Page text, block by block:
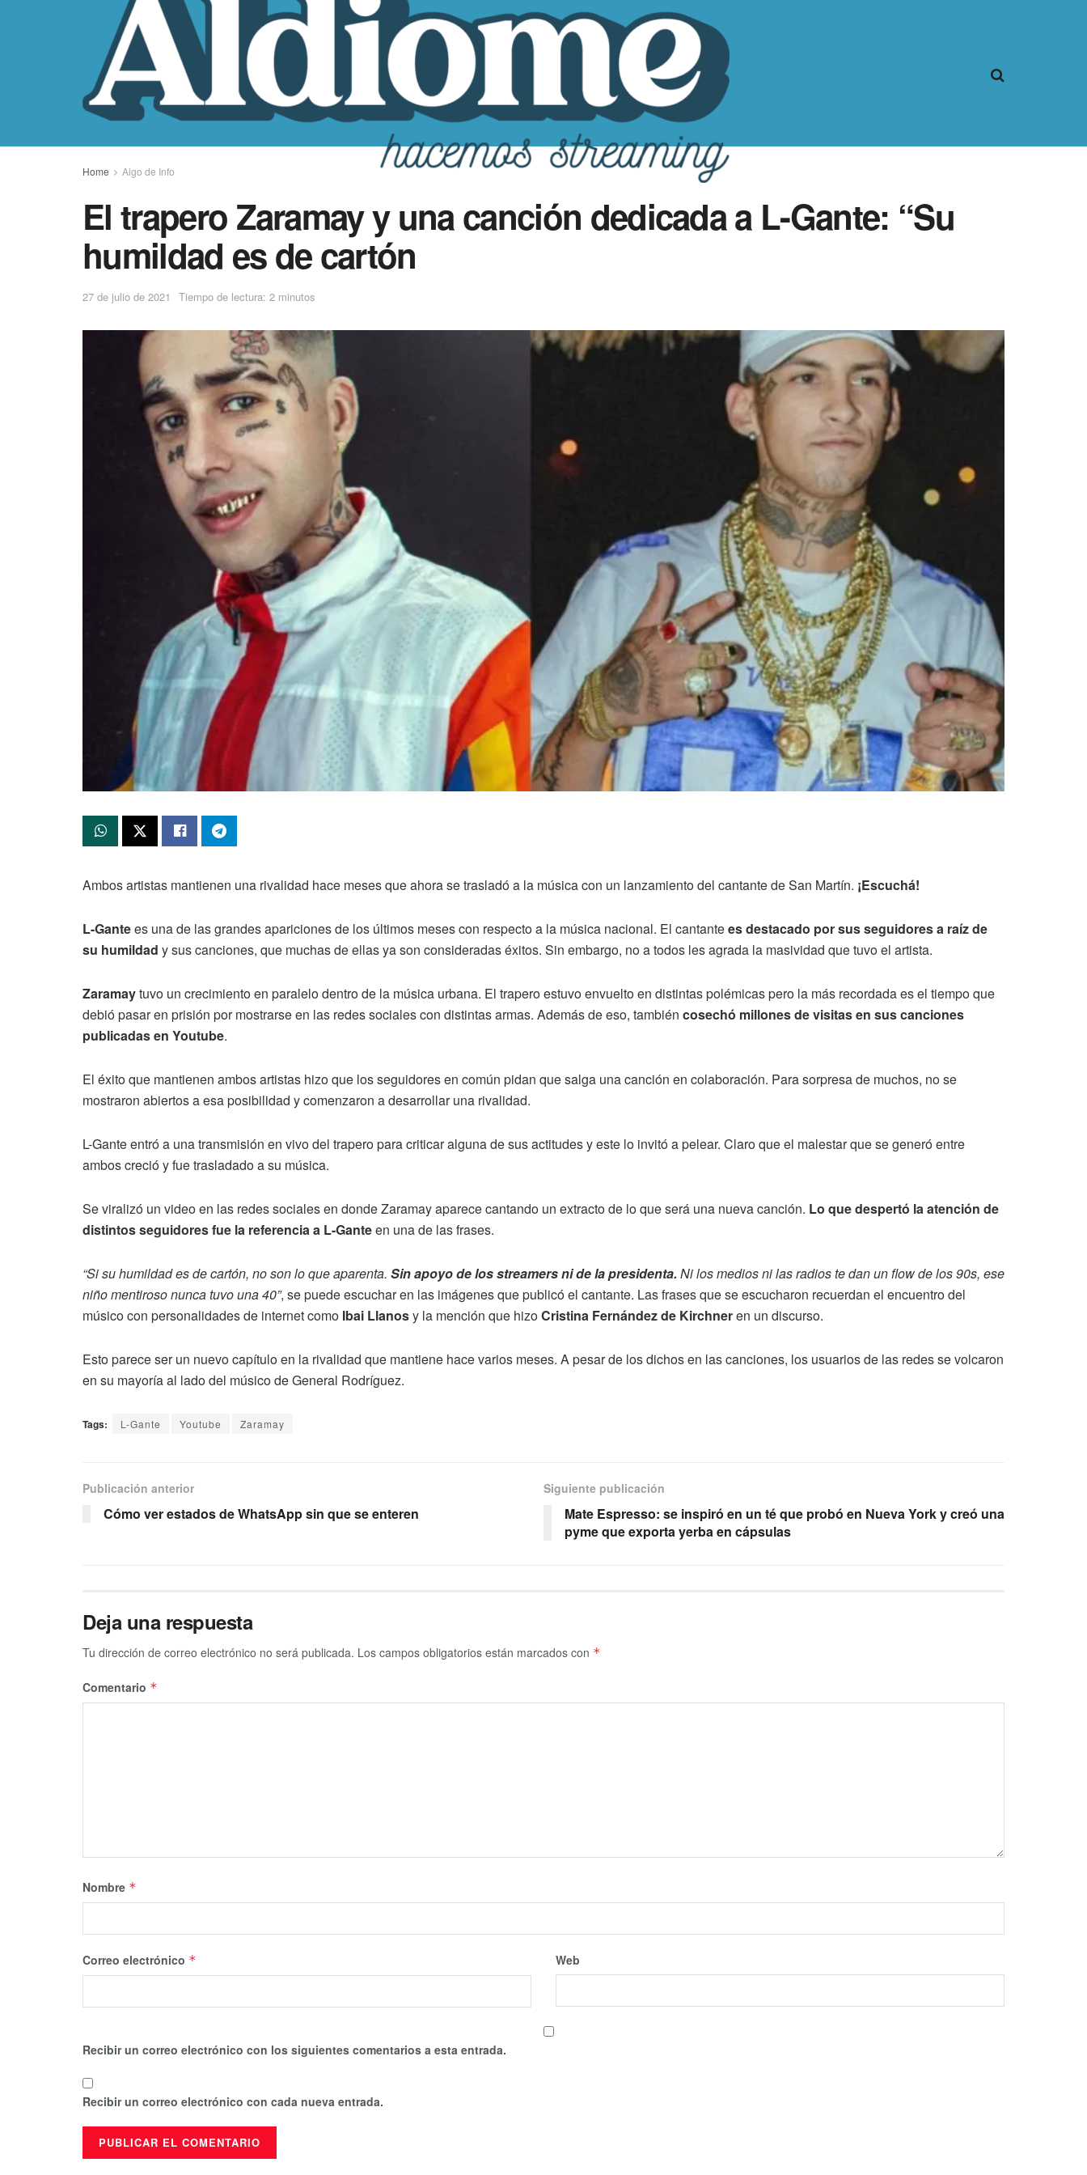
Home Algo de Info
El trapero Zaramay y una canción dedicada a L-Gante: “Su
humildad es de cartón
27 de julio de 2021 Tiempo de lectura: 2 minutos
Ambos artistas mantienen una rivalidad hace meses que ahora se trasladó a la música con un lanzamiento del cantante de San Martín. ¡Escuchá!
L-Gantees una de las grandes apariciones de los últimos meses con respecto a la música nacional. El cantantees destacado por sus seguidores a raíz de
su humildad y sus canciones, que muchas de ellas ya son consideradas éxitos. Sin embargo, no a todos les agrada la masividad que tuvo el artista.
Zaramaytuvo un crecimiento en paralelo dentro de la música urbana. El trapero estuvo envuelto en distintas polémicas pero la más recordada es el tiempo que
debió pasar en prisión por mostrarse en las redes sociales con distintas armas. Además de eso, también cosechó millones de visitas en sus canciones
publicadas en Youtube.
El éxito que mantienen ambos artistas hizo que los seguidores en común pidan que salga una canción en colaboración. Para sorpresa de muchos, no se
mostraron abiertos a esa posibilidad y comenzaron a desarrollar una rivalidad.
L-Gante entró a una transmisión en vivo del trapero para criticar alguna de sus actitudes y este lo invitó a pelear. Claro que el malestar que se generó entre
ambos creció y fue trasladado a su música.
Se viralizó un video en las redes sociales en donde Zaramay aparece cantando un extracto de lo que será una nueva canción. Lo que despertó la atención de
distintos seguidores fue la referencia a L-Ganteen una de las frases.
“Si su humildad es de cartón, no son lo que aparenta. Sin apoyo de los streamers ni de la presidenta. Ni los medios ni las radios te dan un flow de los 90s, ese
niño mentiroso nunca tuvo una 40”, se puede escuchar en las imágenes que publicó el cantante. Las frases que se escucharon recuerdan el encuentro del
músico con personalidades de internet como Ibai Llanosy la mención que hizoCristina Fernández de Kirchneren un discurso.
Esto parece ser un nuevo capítulo en la rivalidad que mantiene hace varios meses. A pesar de los dichos en las canciones, los usuarios de las redes se volcaron
en su mayoría al lado del músico de General Rodríguez.
Tags: L-Gante Youtube Zaramay
Publicación anterior
Cómo ver estados de WhatsApp sin que se enteren
Siguiente publicación
Mate Espresso: se inspiró en un té que probó en Nueva York y creó una
pyme que exporta yerba en cápsulas
Deja una respuesta
Tu dirección de correo electrónico no será publicada. Los campos obligatorios están marcados con *
Comentario *
Nombre *
Correo electrónico * Web
Recibir un correo electrónico con los siguientes comentarios a esta entrada.
Recibir un correo electrónico con cada nueva entrada.